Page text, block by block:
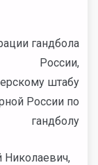
гандбола
России,
штабу
России по
гандболу